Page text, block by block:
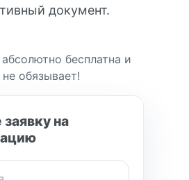
документ.
бесплатна и
обязывает!
на